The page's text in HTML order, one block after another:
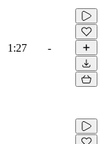
1:27 -